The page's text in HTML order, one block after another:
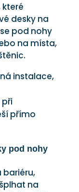
desky na
pod nohy
na místa,
instalace,
přímo
pod nohy
bariéru,
na